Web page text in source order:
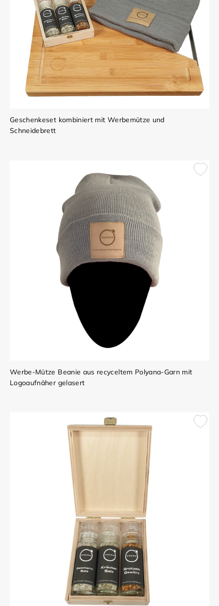
Geschenkeset kombiniert mit Werbemütze und
Schneidebrett
Werbe-Mütze Beanie aus recyceltem Polyana-Garn mit
Logoaufnäher gelasert